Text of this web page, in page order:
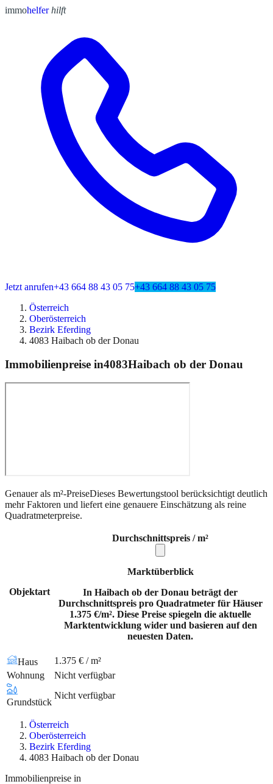
immohelfer hilft
Jetzt anrufen+43 664 88 43 05 75+43 664 88 43 05 75
Österreich
Oberösterreich
Bezirk Eferding
4083 Haibach ob der Donau
Immobilienpreise in4083Haibach ob der Donau
Genauer als m²-PreiseDieses Bewertungstool berücksichtigt deutlich
mehr Faktoren und liefert eine genauere Einschätzung als reine
Quadratmeterpreise.
Objektart
Durchschnittspreis / m²
Marktüberblick
In Haibach ob der Donau beträgt der
Durchschnittspreis pro Quadratmeter für Häuser
1.375 €/m². Diese Preise spiegeln die aktuelle
Marktentwicklung wider und basieren auf den
neuesten Daten.
Haus
1.375 € / m²
Wohnung
Nicht verfügbar
Grundstück
Nicht verfügbar
Österreich
Oberösterreich
Bezirk Eferding
4083 Haibach ob der Donau
Immobilienpreise in